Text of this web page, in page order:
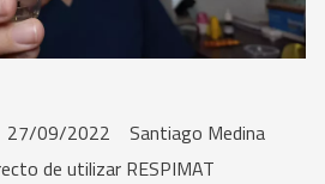
Santiago Medina
27/09/2022
de utilizar RESPIMAT